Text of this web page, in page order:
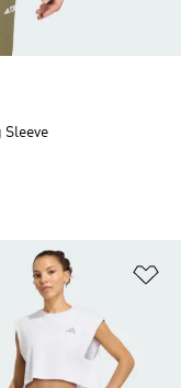
życzeń